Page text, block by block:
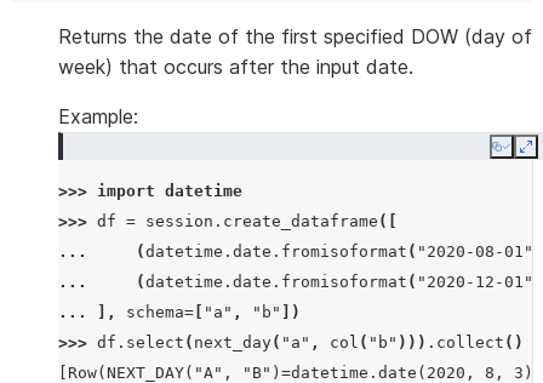
Returns the date of the first specified DOW (day of
week) that occurs after the input date.
Example:
Copy
>>> import datetime
>>> df = session . create_dataframe ([
...
(datetime . date . fromisoformat ( "2020-08-01"
...
(datetime . date . fromisoformat ( "2020-12-01"
...
], schema= "a" , "b"
])
>>> df . select ( next_day( "a" , col ( "b" ))) . collect ()
[Row(NEXT_DAY("A", "B")=datetime.date(2020, 8,